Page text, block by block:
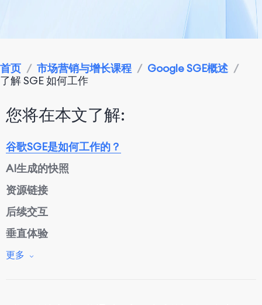
首页 / 市场营销与增长课程 / Google SGE概述 /
了解 SGE 如何工作
您将在本文了解:
谷歌SGE是如何工作的？
AI生成的快照
资源链接
后续交互
垂直体验
搜索广告整合
更多